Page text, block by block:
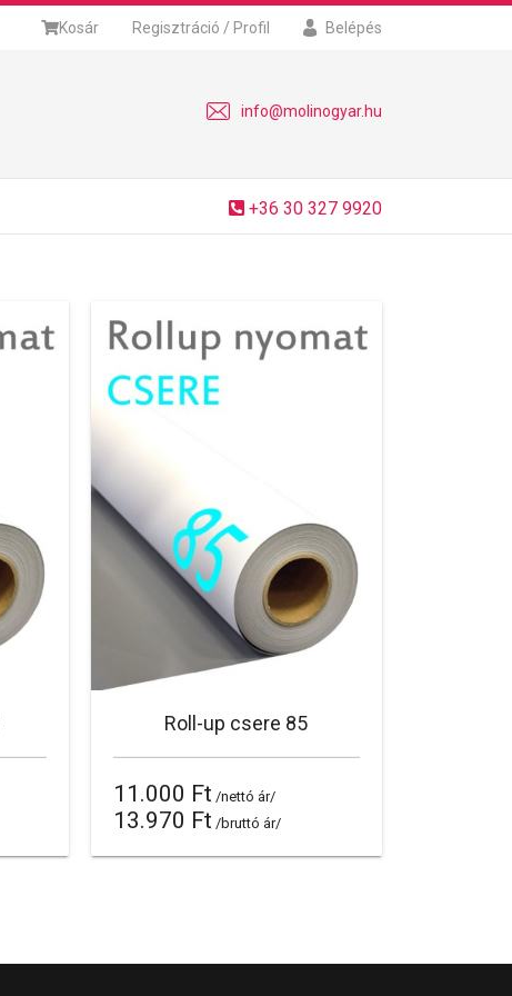
Kosár Regisztráció / Profil Belépés
info@molinogyar.hu
+36 30 327 9920
Roll-up csere 85
11.000 Ft /nettó ár/
13.970 Ft /bruttó ár/